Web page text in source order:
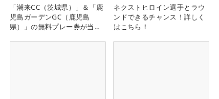
「潮来CC（茨城県）」＆「鹿
児島ガーデンGC（鹿児島
県）」の無料プレー券が当た
ネクストヒロイン選手とラウ
ンドできるチャンス！詳しく
はこちら！